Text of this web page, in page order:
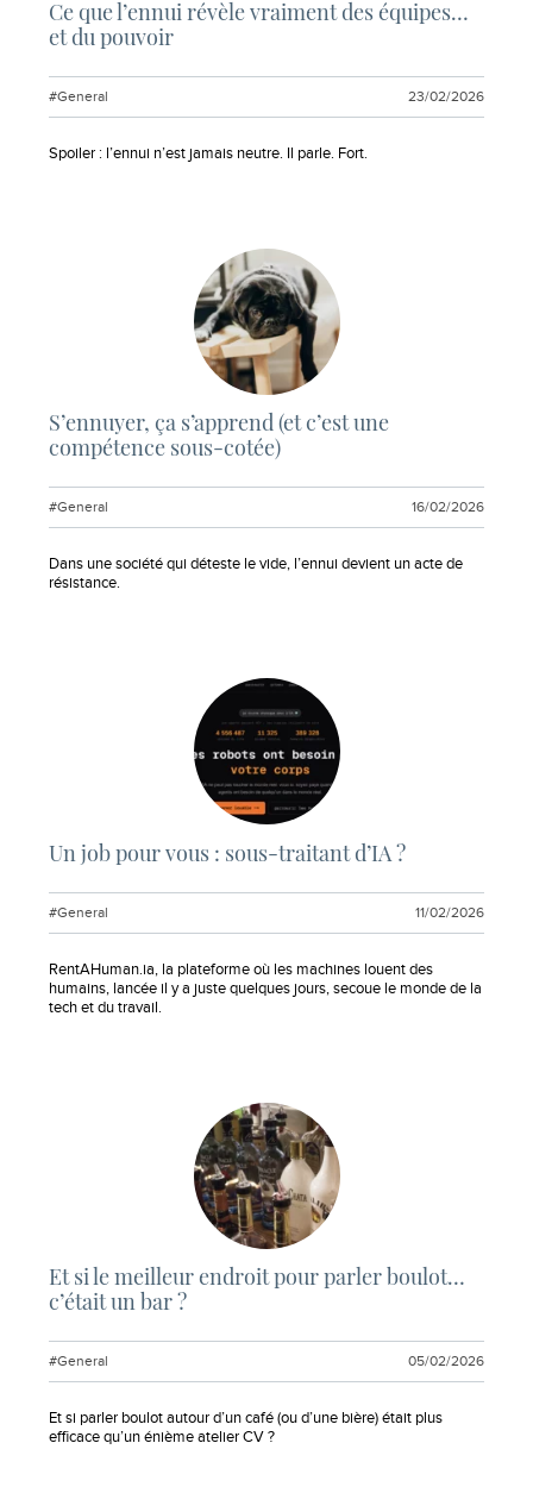
Ce que l’ennui révèle vraiment des équipes…
et du pouvoir
#General 23/02/2026
Extrait :
Spoiler : l’ennui n’est jamais neutre. Il parle. Fort.
S’ennuyer, ça s’apprend (et c’est une
compétence sous-cotée)
#General 16/02/2026
Extrait :
Dans une société qui déteste le vide, l’ennui devient un acte de
résistance.
Un job pour vous : sous-traitant d’IA ?
#General 11/02/2026
Extrait :
RentAHuman.ia, la plateforme où les machines louent des
humains, lancée il y a juste quelques jours, secoue le monde de la
tech et du travail.
Et si le meilleur endroit pour parler boulot…
c’était un bar ?
#General 05/02/2026
Extrait :
Et si parler boulot autour d’un café (ou d’une bière) était plus
efficace qu’un énième atelier CV ?